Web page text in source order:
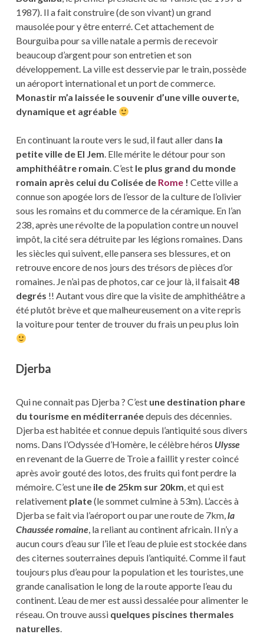
1987). Il a fait construire (de son vivant) un grand
mausolée pour y être enterré. Cet attachement de
Bourguiba pour sa ville natale a permis de recevoir
beaucoup d’argent pour son entretien et son
développement. La ville est desservie par le train, possède
un aéroport international et un port de commerce.
Monastir m’a laissée le souvenir d’une ville ouverte,
dynamique et agréable
En continuant la route vers le sud, il faut aller dans la
petite ville de El Jem. Elle mérite le détour pour son
amphithéâtre romain. C’est le plus grand du monde
romain après celui du Colisée de Rome! Cette ville a
connue son apogée lors de l’essor de la culture de l’olivier
sous les romains et du commerce de la céramique. En l’an
238, après une révolte de la population contre un nouvel
impôt, la cité sera détruite par les légions romaines. Dans
les siècles qui suivent, elle pansera ses blessures, et on
retrouve encore de nos jours des trésors de pièces d’or
romaines. Je n’ai pas de photos, car ce jour là, il faisait48
degrés !! Autant vous dire que la visite de amphithéâtre a
été plutôt brève et que malheureusement on a vite repris
la voiture pour tenter de trouver du frais un peu plus loin
Djerba
Qui ne connait pas Djerba ? C’est une destination phare
du tourisme en méditerranéedepuis des décennies.
Djerba est habitée et connue depuis l’antiquité sous divers
noms. Dans l’Odyssée d’Homère, le célèbre héros Ulysse
en revenant de la Guerre de Troie a faillit y rester coincé
après avoir gouté des lotos, des fruits qui font perdre la
mémoire. C’est une ile de 25km sur 20km, et qui est
relativement plate(le sommet culmine à 53m). L’accès à
Djerba se fait via l’aéroport ou par une route de 7km,la
Chaussée romaine, la reliant au continent africain. Il n’y a
aucun cours d’eau sur l’ile et l’eau de pluie est stockée dans
des citernes souterraines depuis l’antiquité. Comme il faut
toujours plus d’eau pour la population et les touristes, une
grande canalisation le long de la route apporte l’eau du
continent. L’eau de mer est aussi dessalée pour alimenter le
réseau. On trouve aussi quelques piscines thermales
naturelles.